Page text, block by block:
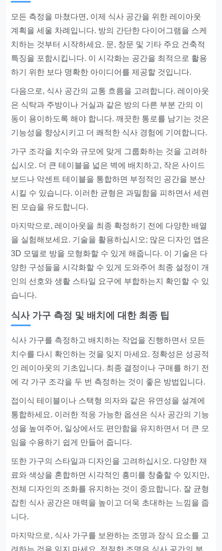
모든 측정을 마쳤다면, 이제 식사 공간을 위한 레이아웃
계획을 세울 차례입니다. 방의 간단한 다이어그램을 스케
치하는 것부터 시작하세요. 문, 창문 및 기타 주요 건축적
특징을 포함시킵니다. 이 시각화는 공간을 최적으로 활용
하기 위한 보다 명확한 아이디어를 제공할 것입니다.
다음으로, 식사 공간의 교통 흐름을 고려합니다. 레이아웃
은 식탁과 주방이나 거실과 같은 방의 다른 부분 간의 이
동이 용이하도록 해야 합니다. 깨끗한 통로를 남기는 것은
기능성을 향상시키고 더 쾌적한 식사 경험에 기여합니다.
가구 조각을 치수와 규모에 맞게 그룹화하는 것을 고려하
십시오. 더 큰 테이블을 넓은 벽에 배치하고, 작은 사이드
보드나 악센트 테이블을 통합하면 부정적인 공간을 분산
시킬 수 있습니다. 이러한 균형은 과밀함을 피하면서 세련
된 모습을 유도합니다.
마지막으로, 레이아웃을 최종 확정하기 전에 다양한 배열
을 실험해보세요. 기술을 활용하십시오; 많은 디자인 앱은
3D 모델로 방을 모형화할 수 있게 해줍니다. 이 기술은 다
양한 구성들을 시각화할 수 있게 도와주어 최종 설정이 개
인의 선호와 생활 스타일 요구에 부합하는지 확인할 수 있
습니다.
식사 가구 측정 및 배치에 대한 최종 팁
식사 가구를 측정하고 배치하는 작업을 진행하면서 모든
치수를 다시 확인하는 것을 잊지 마세요. 정확성은 성공적
인 레이아웃의 기초입니다. 최종 결정이나 구매를 하기 전
에 각 가구 조각을 두 번 측정하는 것이 좋은 방법입니다.
접이식 테이블이나 스택형 의자와 같은 유연성을 설계에
통합하세요. 이러한 적응 가능한 옵션은 식사 공간의 기능
성을 높여주어, 일상에서도 편안함을 유지하면서 더 큰 모
임을 수용하기 쉽게 만들어 줍니다.
또한 가구의 스타일과 디자인을 고려하십시오. 다양한 재
료와 색상을 혼합하면 시각적인 흥미를 창출할 수 있지만,
전체 디자인의 조화를 유지하는 것이 중요합니다. 잘 균형
잡힌 식사 공간은 매력을 높이고 더욱 초대하는 느낌을 줍
니다.
마지막으로, 식사 가구를 보완하는 조명과 장식 요소를 고
려하는 것을 잊지 마세요. 적절한 조명은 식사 공간의 분